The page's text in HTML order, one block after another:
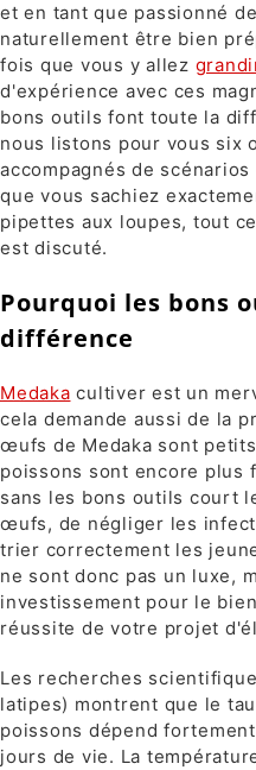
et en tant que passionné
naturellement être bien
fois que vous y allez
d'expérience avec ces
bons outils font toute la
nous listons pour vous six
accompagnés de
que vous sachiez
pipettes aux loupes, tout
est discuté.
Pourquoi les bons
différence
Medaka cultiver est un
cela demande aussi de la
œufs de Medaka sont
poissons sont encore plus
sans les bons outils court
œufs, de négliger les
trier correctement les
ne sont donc pas un luxe,
investissement pour le
réussite de votre projet
Les recherches
latipes) montrent que le
poissons dépend
jours de vie. La